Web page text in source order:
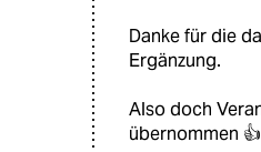
Danke für die
Ergänzung.
Also doch
übernommen